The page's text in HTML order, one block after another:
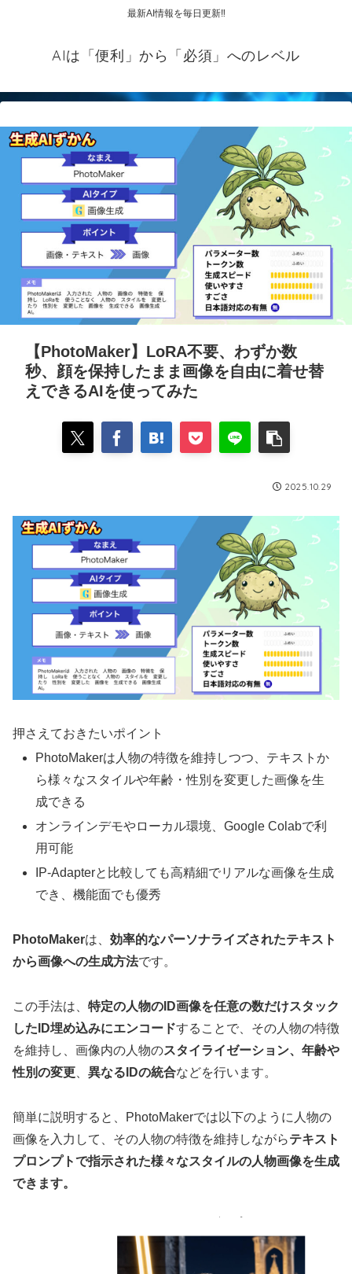
最新AI情報を毎日更新‼
AIは「便利」から「必須」へのレベル
【PhotoMaker】LoRA不要、わずか数
秒、顔を保持したまま画像を自由に着せ替
えできるAIを使ってみた
2025.10.29
押さえておきたいポイント
PhotoMakerは人物の特徴を維持しつつ、テキストか
ら様々なスタイルや年齢・性別を変更した画像を生
成できる
オンラインデモやローカル環境、Google Colabで利
用可能
IP-Adapterと比較しても高精細でリアルな画像を生成
でき、機能面でも優秀
PhotoMakerは、 効率的なパーソナライズされたテキスト
から画像への生成方法です。
この手法は、 特定の人物のID画像を任意の数だけスタック
したID埋め込みにエンコードすることで、その人物の特徴
を維持し、画像内の人物のスタイライゼーション、年齢や
性別の変更
異なるIDの統合などを行います。
簡単に説明すると、PhotoMakerでは以下のように人物の
画像を入力して、その人物の特徴を維持しながらテキスト
プロンプトで指示された様々なスタイルの人物画像を生成
できます。